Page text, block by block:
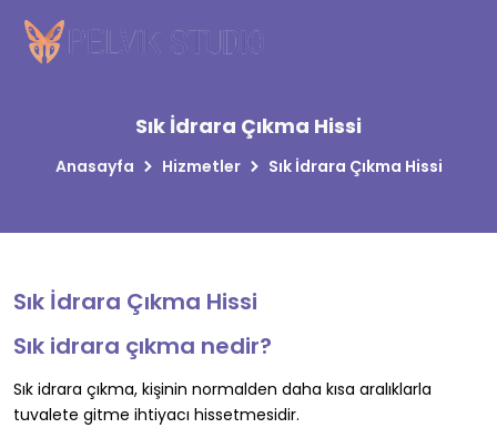
Sık İdrara Çıkma Hissi
Anasayfa Hizmetler Sık İdrara Çıkma Hissi
Sık İdrara Çıkma Hissi
Sık idrara çıkma nedir?
Sık idrara çıkma, kişinin normalden daha kısa aralıklarla
tuvalete gitme ihtiyacı hissetmesidir.